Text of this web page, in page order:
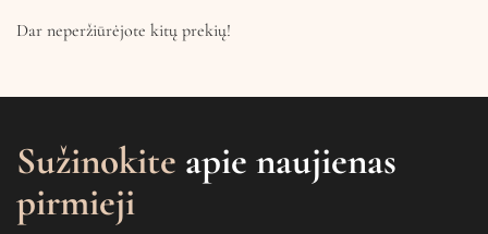
Dar neperžiūrėjote kitų prekių!
Sužinokite apie naujienas
pirmieji